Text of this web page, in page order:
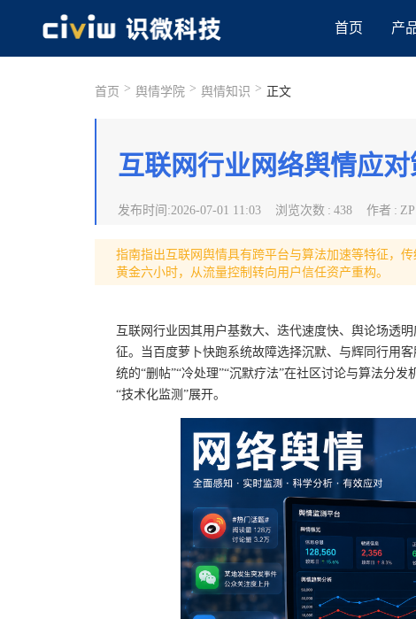
首页 产
首页 > 舆情学院 > 舆情知识 > 正文
互联网行业网络舆情应
发布时间 :2026-07-01 11:03 浏览次数 : 438 作者 : ZP
指南指出互联网舆情具有跨平台与算法加速等特征，
黄金六小时，从流量控制转向用户信任资产重构。
互联网行业因其用户基数大、迭代速度快、舆论场透
征。当百度萝卜快跑系统故障选择沉默、与辉同行用
统的“删帖”“冷处理”“沉默疗法”在社区讨论与算法分
“技术化监测”展开。